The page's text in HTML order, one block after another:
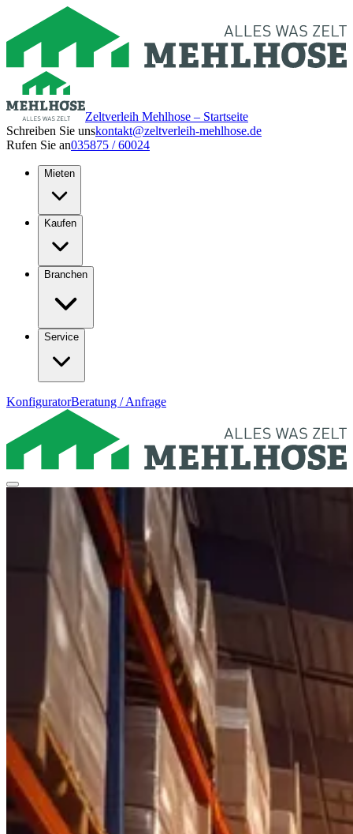
Zeltverleih Mehlhose – Startseite
Schreiben Sie unskontakt@zeltverleih-mehlhose.de
Rufen Sie an035875 / 60024
Mieten
Kaufen
Branchen
Service
KonfiguratorBeratung / Anfrage